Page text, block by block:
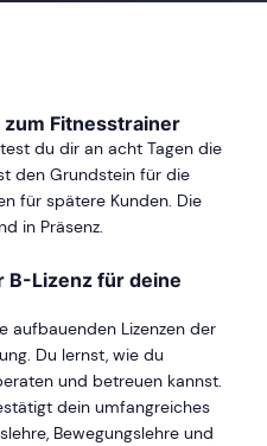
Fitnesstrainer
du dir an acht Tagen die
den Grundstein für die
für spätere Kunden. Die
in Präsenz.
B-Lizenz für deine
aufbauenden Lizenzen der
Du lernst, wie du
und betreuen kannst.
dein umfangreiches
Bewegungslehre und